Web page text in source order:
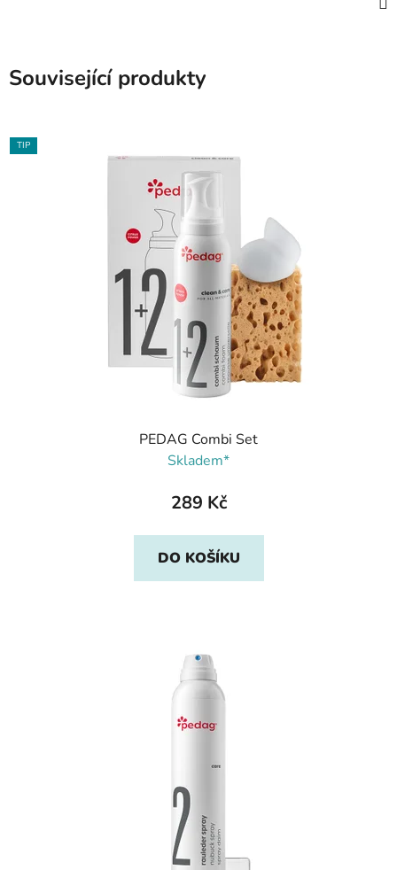
Související produkty
TIP
PEDAG Combi Set
Skladem*
289 Kč
DO KOŠÍKU